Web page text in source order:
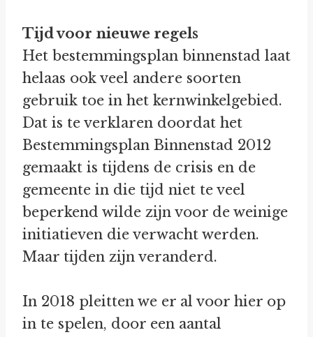
Tijd voor nieuwe regels
Het bestemmingsplan binnenstad laat
helaas ook veel andere soorten
gebruik toe in het kernwinkelgebied.
Dat is te verklaren doordat het
Bestemmingsplan Binnenstad 2012
gemaakt is tijdens de crisis en de
gemeente in die tijd niet te veel
beperkend wilde zijn voor de weinige
initiatieven die verwacht werden.
Maar tijden zijn veranderd.
In 2018 pleitten we er al voor hier op
in te spelen, door een aantal